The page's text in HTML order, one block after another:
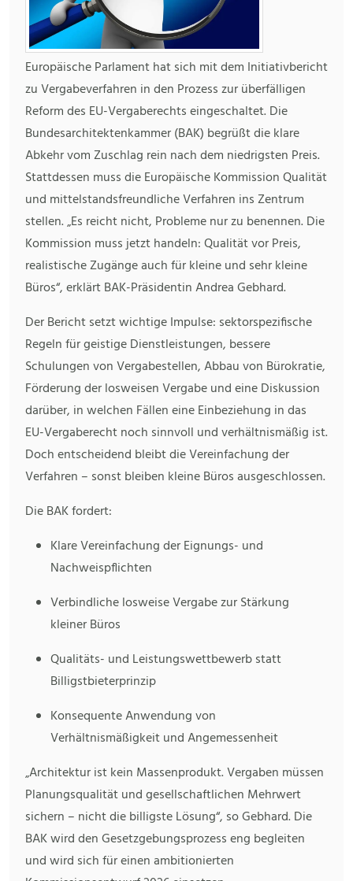
Europäische Parlament hat sich mit dem Initiativbericht
zu Vergabeverfahren in den Prozess zur überfälligen
Reform des EU-Vergaberechts eingeschaltet. Die
Bundesarchitektenkammer (BAK) begrüßt die klare
Abkehr vom Zuschlag rein nach dem niedrigsten Preis.
Stattdessen muss die Europäische Kommission Qualität
und mittelstandsfreundliche Verfahren ins Zentrum
stellen. „Es reicht nicht, Probleme nur zu benennen. Die
Kommission muss jetzt handeln: Qualität vor Preis,
realistische Zugänge auch für kleine und sehr kleine
Büros“, erklärt BAK-Präsidentin Andrea Gebhard.
Der Bericht setzt wichtige Impulse: sektorspezifische
Regeln für geistige Dienstleistungen, bessere
Schulungen von Vergabestellen, Abbau von Bürokratie,
Förderung der losweisen Vergabe und eine Diskussion
darüber, in welchen Fällen eine Einbeziehung in das
EU-Vergaberecht noch sinnvoll und verhältnismäßig ist.
Doch entscheidend bleibt die Vereinfachung der
Verfahren – sonst bleiben kleine Büros ausgeschlossen.
Die BAK fordert:
Klare Vereinfachung der Eignungs- und
Nachweispflichten
Verbindliche losweise Vergabe zur Stärkung
kleiner Büros
Qualitäts- und Leistungswettbewerb statt
Billigstbieterprinzip
Konsequente Anwendung von
Verhältnismäßigkeit und Angemessenheit
„Architektur ist kein Massenprodukt. Vergaben müssen
Planungsqualität und gesellschaftlichen Mehrwert
sichern – nicht die billigste Lösung“, so Gebhard. Die
BAK wird den Gesetzgebungsprozess eng begleiten
und wird sich für einen ambitionierten